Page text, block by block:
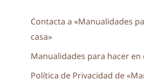
Contacta a «Manualidades
casa»
Manualidades para hacer en
Política de Privacidad de